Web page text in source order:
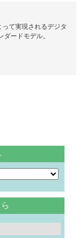
て実現されるデジタ
ダードモデル。